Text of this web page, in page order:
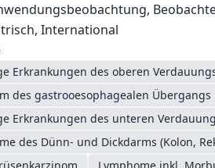
International
Erkrankungen des oberen
des gastrooesophagealen Übergangs
Erkrankungen des unteren
des Dünn- und Dickdarms (Kolon,